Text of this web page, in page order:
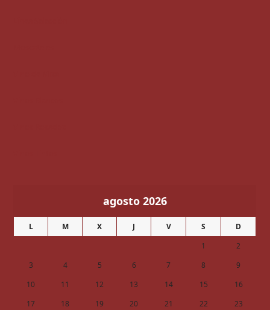
agosto 2026
L M X J V S
D
1
2
3
4 5 6 7 8
9
10
11 12 13 14 15
16
17
18 19 20 21 22
23